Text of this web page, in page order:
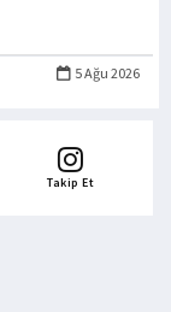
5 Ağu 2026
Takip Et